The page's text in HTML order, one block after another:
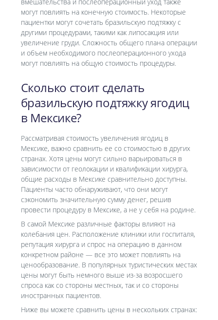
могут повлиять на конечную стоимость. Некоторые
пациентки могут сочетать бразильскую подтяжку с
другими процедурами, такими как липосакция или
увеличение груди. Сложность общего плана операции
и объем необходимого послеоперационного ухода
могут повлиять на общую стоимость процедуры.
Сколько стоит сделать
бразильскую подтяжку ягодиц
в Мексике?
Рассматривая стоимость увеличения ягодиц в
Мексике, важно сравнить ее со стоимостью в других
странах. Хотя цены могут сильно варьироваться в
зависимости от геолокации и квалификации хирурга,
общие расходы в Мексике сравнительно доступны.
Пациенты часто обнаруживают, что они могут
сэкономить значительную сумму денег, решив
провести процедуру в Мексике, а не у себя на родине.
В самой Мексике различные факторы влияют на
колебания цен. Расположение клиники или госпиталя,
репутация хирурга и спрос на операцию в данном
конкретном районе — все это может повлиять на
ценообразование. В популярных туристических местах
цены могут быть немного выше из-за возросшего
спроса как со стороны местных, так и со стороны
иностранных пациентов.
Ниже вы можете сравнить цены в нескольких странах: